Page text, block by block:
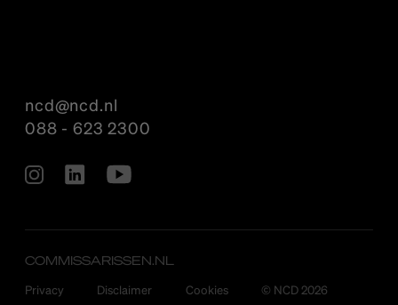
ncd@ncd.nl
088 - 623 2300
COMMISSARISSEN.NL
Privacy
Disclaimer Cookies © NCD 2026